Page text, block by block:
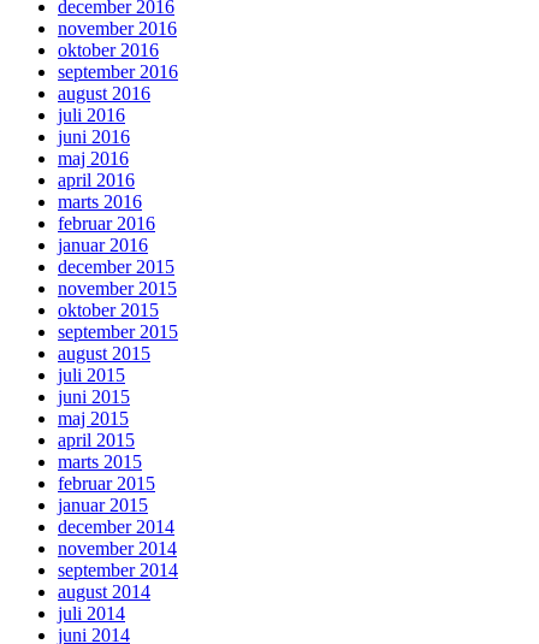
december 2016
november 2016
oktober 2016
september 2016
august 2016
juli 2016
juni 2016
maj 2016
april 2016
marts 2016
februar 2016
januar 2016
december 2015
november 2015
oktober 2015
september 2015
august 2015
juli 2015
juni 2015
maj 2015
april 2015
marts 2015
februar 2015
januar 2015
december 2014
november 2014
september 2014
august 2014
juli 2014
juni 2014